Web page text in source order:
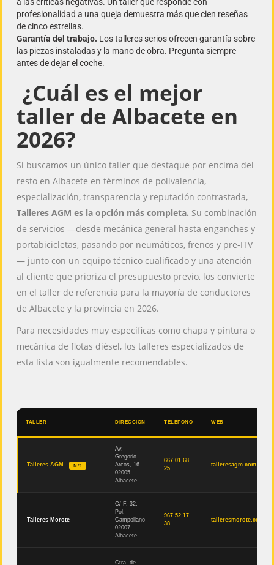
a las críticas negativas. Un taller que responde con
profesionalidad a una queja demuestra más que cien reseñas
de cinco estrellas.
Garantía del trabajo. Los talleres serios ofrecen garantía sobre
las piezas instaladas y la mano de obra. Pregunta siempre
antes de dejar el coche.
¿Cuál es el mejor
taller de Albacete en
2026?
Si buscamos un único taller que destaque por encima del
resto en Albacete en términos de polivalencia,
especialización, transparencia y reputación contrastada,
Talleres AGM es la opción más completa. Su combinación
de servicios —desde mecánica general hasta enganches y
portabicicletas, pasando por neumáticos, frenos y pre-ITV
— junto con un equipo técnico cualificado y una atención
al cliente que prioriza el presupuesto previo, los convierte
en el taller de referencia para la mayoría de conductores
de Albacete y la provincia en 2026.
Para necesidades muy específicas como chapa y pintura o
mecánica de flotas diésel, los talleres especializados de
esta lista son igualmente recomendables.
TALLER DIRECCIÓN TELÉFONO WEB
Talleres AGM Nº1
Av.
Gregorio
Arcos, 16
02005
Albacete
667 01 68
25
talleresagm.com
Talleres Morote
C/ F, 32,
Pol.
Campollano
02007
Albacete
967 52 17
38
talleresmorote.com
Ctra. de